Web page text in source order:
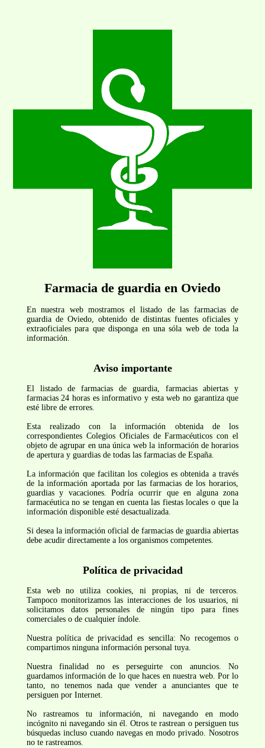
Farmacia de guardia en Oviedo
En nuestra web mostramos el listado de las farmacias de
guardia de Oviedo, obtenido de distintas fuentes oficiales y
extraoficiales para que disponga en una sóla web de toda la
información.
Aviso importante
El listado de farmacias de guardia, farmacias abiertas y
farmacias 24 horas es informativo y esta web no garantiza que
esté libre de errores.
Esta realizado con la información obtenida de los
correspondientes Colegios Oficiales de Farmacéuticos con el
objeto de agrupar en una única web la información de horarios
de apertura y guardias de todas las farmacias de España.
La información que facilitan los colegios es obtenida a través
de la información aportada por las farmacias de los horarios,
guardias y vacaciones. Podría ocurrir que en alguna zona
farmacéutica no se tengan en cuenta las fiestas locales o que la
información disponible esté desactualizada.
Si desea la información oficial de farmacias de guardia abiertas
debe acudir directamente a los organismos competentes.
Política de privacidad
Esta web no utiliza cookies, ni propias, ni de terceros.
Tampoco monitorizamos las interacciones de los usuarios, ni
solicitamos datos personales de ningún tipo para fines
comerciales o de cualquier índole.
Nuestra política de privacidad es sencilla: No recogemos o
compartimos ninguna información personal tuya.
Nuestra finalidad no es perseguirte con anuncios. No
guardamos información de lo que haces en nuestra web. Por lo
tanto, no tenemos nada que vender a anunciantes que te
persiguen por Internet.
No rastreamos tu información, ni navegando en modo
incógnito ni navegando sin él. Otros te rastrean o persiguen tus
búsquedas incluso cuando navegas en modo privado. Nosotros
no te rastreamos.